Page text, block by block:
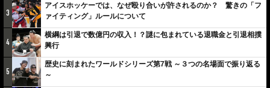
3
アイスホッケーでは、なぜ殴り合いが許されるのか？ 驚きの「フ
ァイティング」ルールについて
4
横綱は引退で数億円の収入！？謎に包まれている退職金と引退相撲
興行
5
歴史に刻まれたワールドシリーズ第7戦 ～３つの名場面で振り返る
～